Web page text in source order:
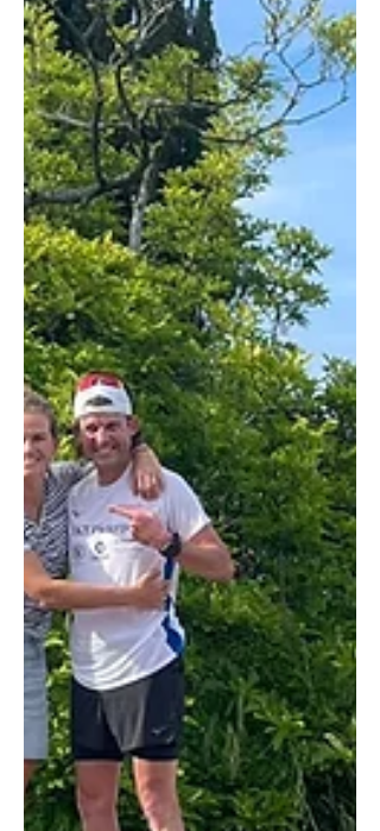
sfeer vooral heel gemoedelijk en
gezellig en kijk iedereen uit naar een
mooi en vooral langdurig samenzijn.
Kort uitgelegd: elk uur starten voor een
ronde van 6,7km, haal